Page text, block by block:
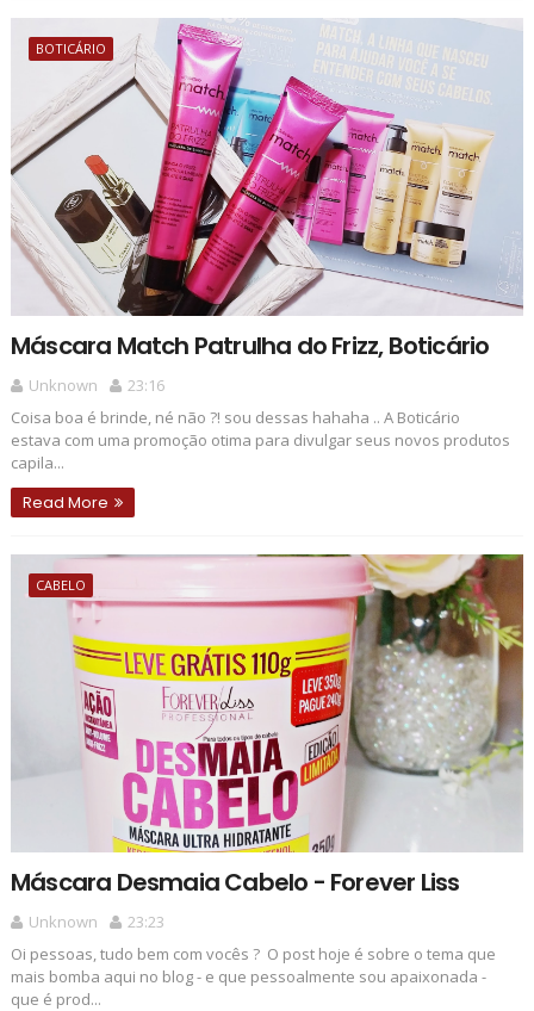
BOTICÁRIO
Máscara Match Patrulha do Frizz, Boticário
Unknown
23:16
Coisa boa é brinde, né não ?! sou dessas hahaha .. A Boticário
estava com uma promoção otima para divulgar seus novos produtos
capila...
Read More
CABELO
Máscara Desmaia Cabelo - Forever Liss
Unknown
23:23
Oi pessoas, tudo bem com vocês ? O post hoje é sobre o tema que
mais bomba aqui no blog - e que pessoalmente sou apaixonada -
que é prod...